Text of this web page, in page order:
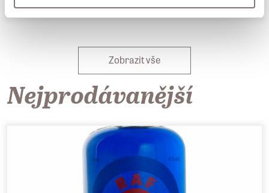
Zobrazit vše
Nejprodávanější